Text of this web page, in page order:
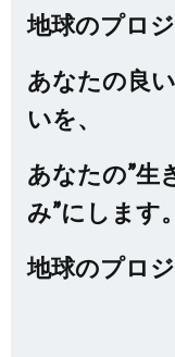
地球のプロ
あなたの良
いを、
あなたの”生
み”にします。
地球のプロ